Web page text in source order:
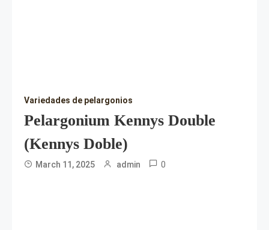
Variedades de pelargonios
Pelargonium Kennys Double
(Kennys Doble)
March 11, 2025 admin 0